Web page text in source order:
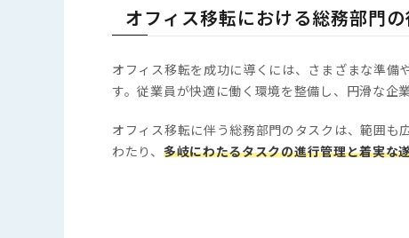
オフィス移転における総務部門
オフィス移転を成功に導くには、さまざまな準
す。従業員が快適に働く環境を整備し、円滑な企
オフィス移転に伴う総務部門のタスクは、範囲
わたり、 多岐にわたるタスクの進行管理と着実な